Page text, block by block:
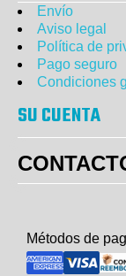
Envío
Aviso legal
Política de
Pago seguro
Condiciones
SU CUENTA
Métodos de